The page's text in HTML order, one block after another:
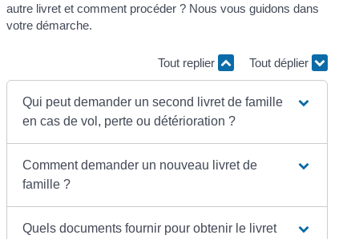
autre livret et comment procéder ? Nous vous guidons dans
votre démarche.
Tout replier Tout déplier
Qui peut demander un second livret de famille
en cas de vol, perte ou détérioration ?
Comment demander un nouveau livret de
famille ?
Quels documents fournir pour obtenir le livret